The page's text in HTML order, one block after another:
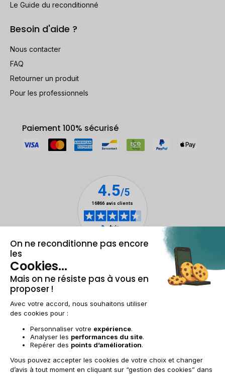
Le Guide du reconditionné
Besoin d'aide ?
Nous contacter
FAQ
Retourner un produit
Pour les professionnels
Paiement 100% sécurisé
Mentions légales & CGU
Conditions générales de venteDonnées personnelles
AccessibilitéPlan du site
BE-FR | €